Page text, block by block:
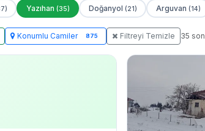
Yazıhan (35) Doğanyol (21) Arguvan (14)
Konumlu Camiler 875 Filtreyi Temizle 35